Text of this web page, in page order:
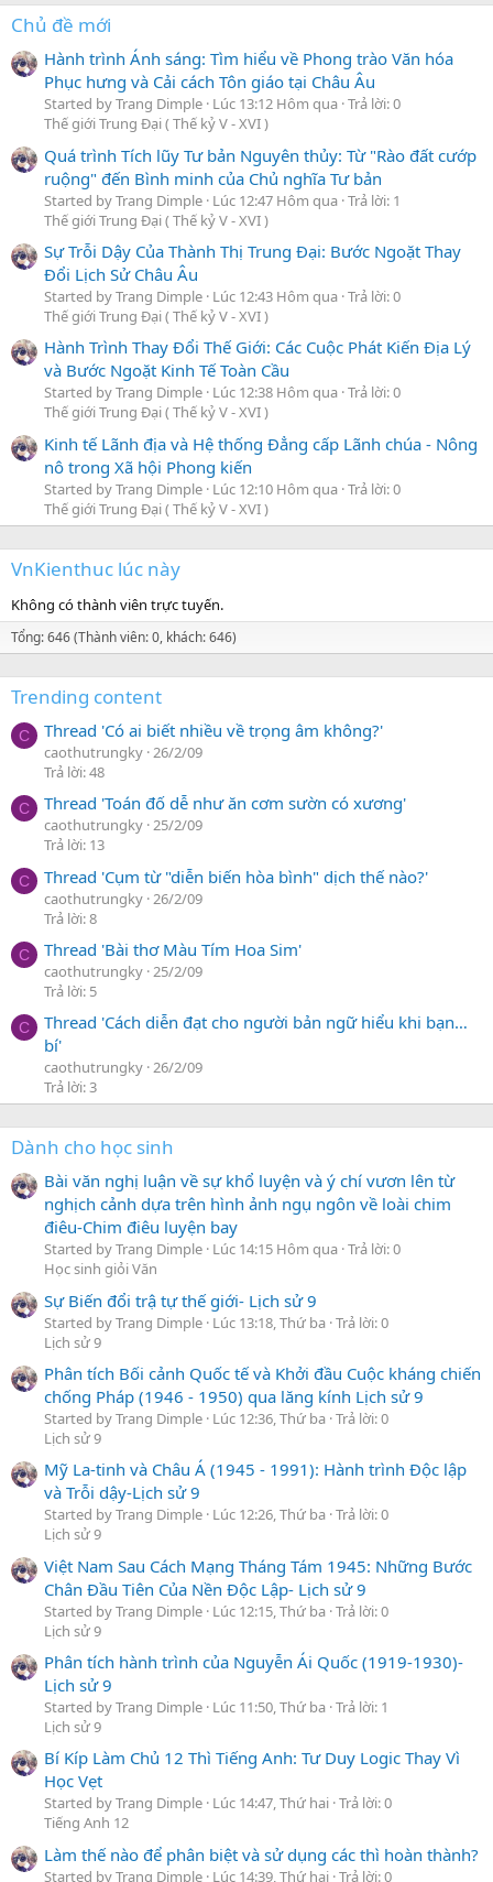
Chủ đề mới
Hành trình Ánh sáng: Tìm hiểu về Phong trào Văn hóa
Phục hưng và Cải cách Tôn giáo tại Châu Âu
Started by Trang Dimple Lúc 13:12 Hôm qua Trả lời: 0
Thế giới Trung Đại ( Thế kỷ V - XVI )
Quá trình Tích lũy Tư bản Nguyên thủy: Từ "Rào đất cướp
ruộng" đến Bình minh của Chủ nghĩa Tư bản
Started by Trang Dimple Lúc 12:47 Hôm qua Trả lời: 1
Thế giới Trung Đại ( Thế kỷ V - XVI )
Sự Trỗi Dậy Của Thành Thị Trung Đại: Bước Ngoặt Thay
Đổi Lịch Sử Châu Âu
Started by Trang Dimple Lúc 12:43 Hôm qua Trả lời: 0
Thế giới Trung Đại ( Thế kỷ V - XVI )
Hành Trình Thay Đổi Thế Giới: Các Cuộc Phát Kiến Địa Lý
và Bước Ngoặt Kinh Tế Toàn Cầu
Started by Trang Dimple Lúc 12:38 Hôm qua Trả lời: 0
Thế giới Trung Đại ( Thế kỷ V - XVI )
Kinh tế Lãnh địa và Hệ thống Đẳng cấp Lãnh chúa - Nông
nô trong Xã hội Phong kiến
Started by Trang Dimple Lúc 12:10 Hôm qua Trả lời: 0
Thế giới Trung Đại ( Thế kỷ V - XVI )
VnKienthuc lúc này
Không có thành viên trực tuyến.
Tổng: 646 (Thành viên: 0, khách: 646)
Trending content
C Thread 'Có ai biết nhiều về trọng âm không?'
caothutrungky 26/2/09
Trả lời: 48
C Thread 'Toán đố dễ như ăn cơm sườn có xương'
caothutrungky 25/2/09
Trả lời: 13
C Thread 'Cụm từ "diễn biến hòa bình" dịch thế nào?'
caothutrungky 26/2/09
Trả lời: 8
C Thread 'Bài thơ Màu Tím Hoa Sim'
caothutrungky 25/2/09
Trả lời: 5
C
Thread 'Cách diễn đạt cho người bản ngữ hiểu khi bạn…
bí'
caothutrungky 26/2/09
Trả lời: 3
Dành cho học sinh
Bài văn nghị luận về sự khổ luyện và ý chí vươn lên từ
nghịch cảnh dựa trên hình ảnh ngụ ngôn về loài chim
điêu-Chim điêu luyện bay
Started by Trang Dimple Lúc 14:15 Hôm qua Trả lời: 0
Học sinh giỏi Văn
Sự Biến đổi trậ tự thế giới- Lịch sử 9
Started by Trang Dimple Lúc 13:18, Thứ ba Trả lời: 0
Lịch sử 9
Phân tích Bối cảnh Quốc tế và Khởi đầu Cuộc kháng chiến
chống Pháp (1946 - 1950) qua lăng kính Lịch sử 9
Started by Trang Dimple Lúc 12:36, Thứ ba Trả lời: 0
Lịch sử 9
Mỹ La-tinh và Châu Á (1945 - 1991): Hành trình Độc lập
và Trỗi dậy-Lịch sử 9
Started by Trang Dimple Lúc 12:26, Thứ ba Trả lời: 0
Lịch sử 9
Việt Nam Sau Cách Mạng Tháng Tám 1945: Những Bước
Chân Đầu Tiên Của Nền Độc Lập- Lịch sử 9
Started by Trang Dimple Lúc 12:15, Thứ ba Trả lời: 0
Lịch sử 9
Phân tích hành trình của Nguyễn Ái Quốc (1919-1930)-
Lịch sử 9
Started by Trang Dimple Lúc 11:50, Thứ ba Trả lời: 1
Lịch sử 9
Bí Kíp Làm Chủ 12 Thì Tiếng Anh: Tư Duy Logic Thay Vì
Học Vẹt
Started by Trang Dimple Lúc 14:47, Thứ hai Trả lời: 0
Tiếng Anh 12
Làm thế nào để phân biệt và sử dụng các thì hoàn thành?
Started by Trang Dimple Lúc 14:39, Thứ hai Trả lời: 0